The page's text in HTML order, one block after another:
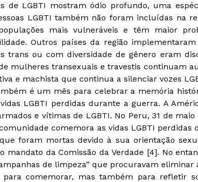
de LGBTI mostram ódio profundo, uma
LGBTI também não foram incluídas na
mais vulneráveis ​​e têm maior
Outros países da região
trans ou com diversidade de gênero eram
mulheres transexuais e travestis continuam
e machista que continua a silenciar vozes
é um mês para celebrar a memória
LGBTI perdidas durante a guerra. A
e vítimas de LGBTI. No Peru, 31 de
comemora as vidas LGBTI
foram mortas devido à sua orientação
mandato da Comissão da Verdade [4]. No
de limpeza” que procuravam eliminar
comemorar, mas também para refletir